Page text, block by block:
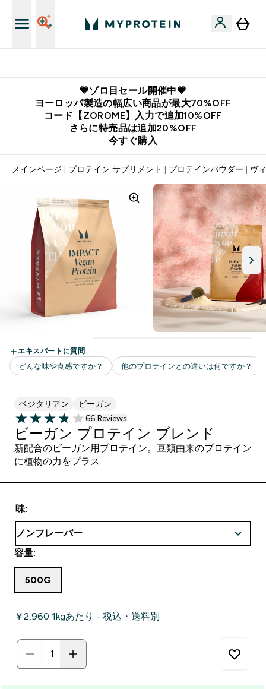
💙ゾロ目セール開催中💙
ヨーロッパ製造の幅広い商品が最大70%OFF
コード【ZOROME】入力で追加10%OFF
さらに特売品は追加20%OFF
今すぐ購入
メインページ プロテイン サプリメント プロテインパウダー ヴ
ベジタリアン ビーガン
3.89 out of 5 stars
66 ＋件の口コミ
66 Reviews
ビーガン プロテイン ブレンド
新配合のビーガン用プロテイン。豆類由来のプロテイン
に植物の力をプラス
味:
容量:
500G
￥2,960‎ 1kgあたり - 税込・送料別